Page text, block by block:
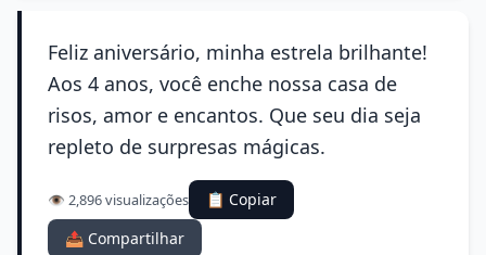
Feliz aniversário, minha estrela brilhante!
Aos 4 anos, você enche nossa casa de
risos, amor e encantos. Que seu dia seja
repleto de surpresas mágicas.
👁️ 2,896 visualizações
📋 Copiar
📤 Compartilhar